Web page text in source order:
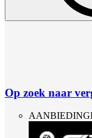
Op zoek naar